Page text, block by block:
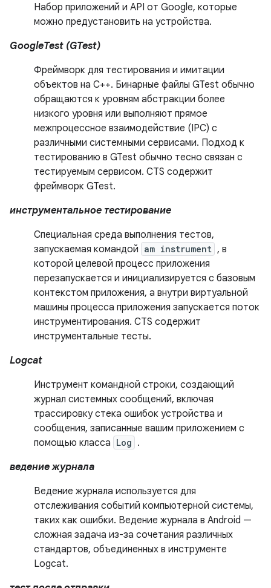
Набор приложений и API от Google, которые
можно предустановить на устройства.
GoogleTest (GTest)
Фреймворк для тестирования и имитации
объектов на C++. Бинарные файлы GTest обычно
обращаются к уровням абстракции более
низкого уровня или выполняют прямое
межпроцессное взаимодействие (IPC) с
различными системными сервисами. Подход к
тестированию в GTest обычно тесно связан с
тестируемым сервисом. CTS содержит
фреймворк GTest.
инструментальное тестирование
Специальная среда выполнения тестов,
запускаемая командой am instrument , в
которой целевой процесс приложения
перезапускается и инициализируется с базовым
контекстом приложения, а внутри виртуальной
машины процесса приложения запускается поток
инструментирования. CTS содержит
инструментальные тесты.
Logcat
Инструмент командной строки, создающий
журнал системных сообщений, включая
трассировку стека ошибок устройства и
сообщения, записанные вашим приложением с
помощью класса Log .
ведение журнала
Ведение журнала используется для
отслеживания событий компьютерной системы,
таких как ошибки. Ведение журнала в Android —
сложная задача из-за сочетания различных
стандартов, объединенных в инструменте
Logcat.